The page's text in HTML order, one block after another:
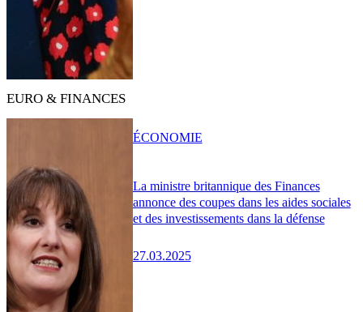
EURO & FINANCES
La ministre britannique des Finances
annonce des coupes dans les aides sociales
et des investissements dans la défense
27.03.2025
ÉCONOMIE